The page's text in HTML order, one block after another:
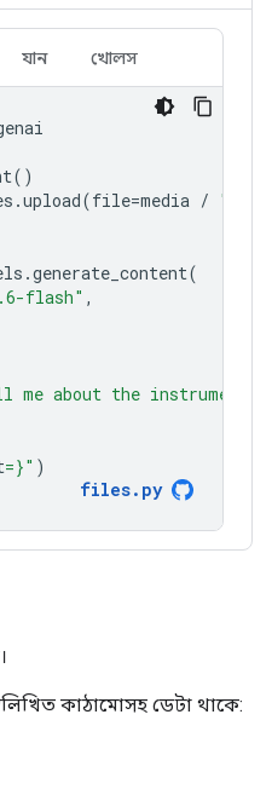
যান খোলস
()
.upload(file=media /
.generate_content(
flash" ,
me about the
=}" )
files. py
কাঠামোসহ ডেটা থাকে: